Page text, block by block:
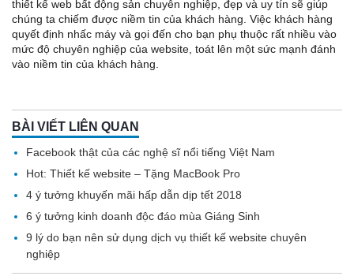
thiết kế web bất động sản chuyên nghiệp, đẹp và uy tín sẽ giúp
chúng ta chiếm được niềm tin của khách hàng. Việc khách hàng
quyết định nhấc máy và gọi đến cho bạn phụ thuộc rất nhiều vào
mức độ chuyên nghiệp của website, toát lên một sức mạnh đánh
vào niềm tin của khách hàng.
BÀI VIẾT LIÊN QUAN
Facebook thật của các nghệ sĩ nổi tiếng Việt Nam
Hot: Thiết kế website – Tặng MacBook Pro
4 ý tưởng khuyến mãi hấp dẫn dịp tết 2018
6 ý tưởng kinh doanh độc đáo mùa Giáng Sinh
9 lý do bạn nên sử dụng dịch vụ thiết kế website chuyên
nghiệp